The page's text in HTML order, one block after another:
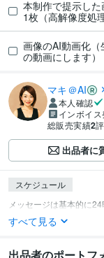
本制作で提示し
1枚（高解像度処
画像のAI動画化
の動画にします）
マキ＠AI
本人確認
インボイ
総販売実績2
出品者に
スケジュール
メッセージは基本的に
すべて見る